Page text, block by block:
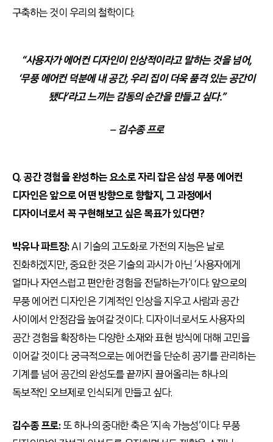
구축하는 것이 우리의 철학이다.
“사용자가 에어컨 디자인이 인상적이라고 말하는 것을 넘어,
‘무풍 에어컨 덕분에 내 공간, 우리 집이 더욱 품격 있는 공간이
됐다’라고 느끼는 감동의 순간을 만들고 싶다.”
– 김수종 프로
Q. 공간 경험을 완성하는 요소로 자리 잡은 삼성 무풍 에어컨
디자인은 앞으로 어떤 방향으로 향할지, 그 과정에서
디자이너로서 꼭 구현해보고 싶은 목표가 있다면?
박유나 파트장:AI 기술의 고도화로 가전의 지능은 날로
진화하겠지만, 중요한 것은 기술의 과시가 아닌 ‘사용자에게
얼마나 자연스럽고 편안한 경험을 전달하는가’이다. 앞으로의
무풍 에어컨 디자인은 기계적인 인상을 지우고 사람과 공간
사이에서 안정감을 높여갈 것이다. 디자이너로서도 사용자의
공간 경험을 확장하는 다양한 소재와 표현 방식에 대해 고민을
이어갈 것이다. 궁극적으로는 에어컨을 단순히 공기를 관리하는
기계를 넘어 공간의 완성도를 끝까지 끌어올리는 하나의
독보적인 오브제로 인식되게 만들고 싶다.
김수종 프로:또 하나의 중대한 축은 ‘지속 가능성’이다. 무풍